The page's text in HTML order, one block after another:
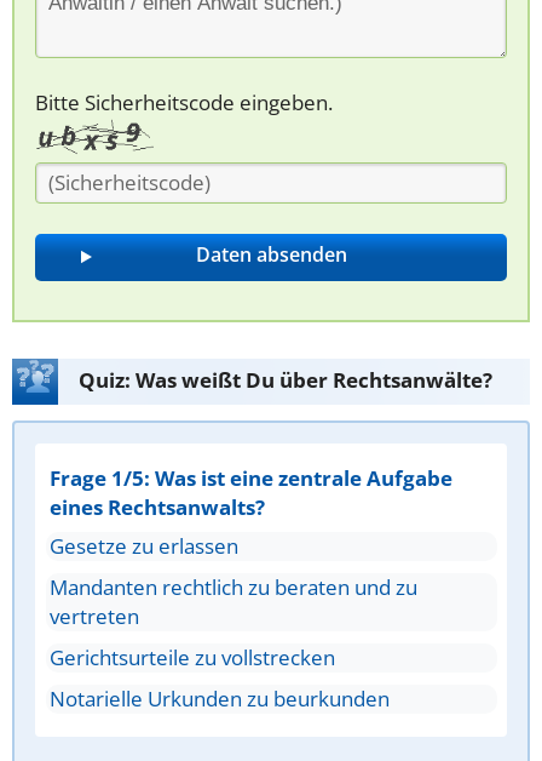
Bitte Sicherheitscode eingeben.
Quiz: Was weißt Du über Rechtsanwälte?
Frage 1/5: Was ist eine zentrale Aufgabe
eines Rechtsanwalts?
Gesetze zu erlassen
Mandanten rechtlich zu beraten und zu
vertreten
Gerichtsurteile zu vollstrecken
Notarielle Urkunden zu beurkunden